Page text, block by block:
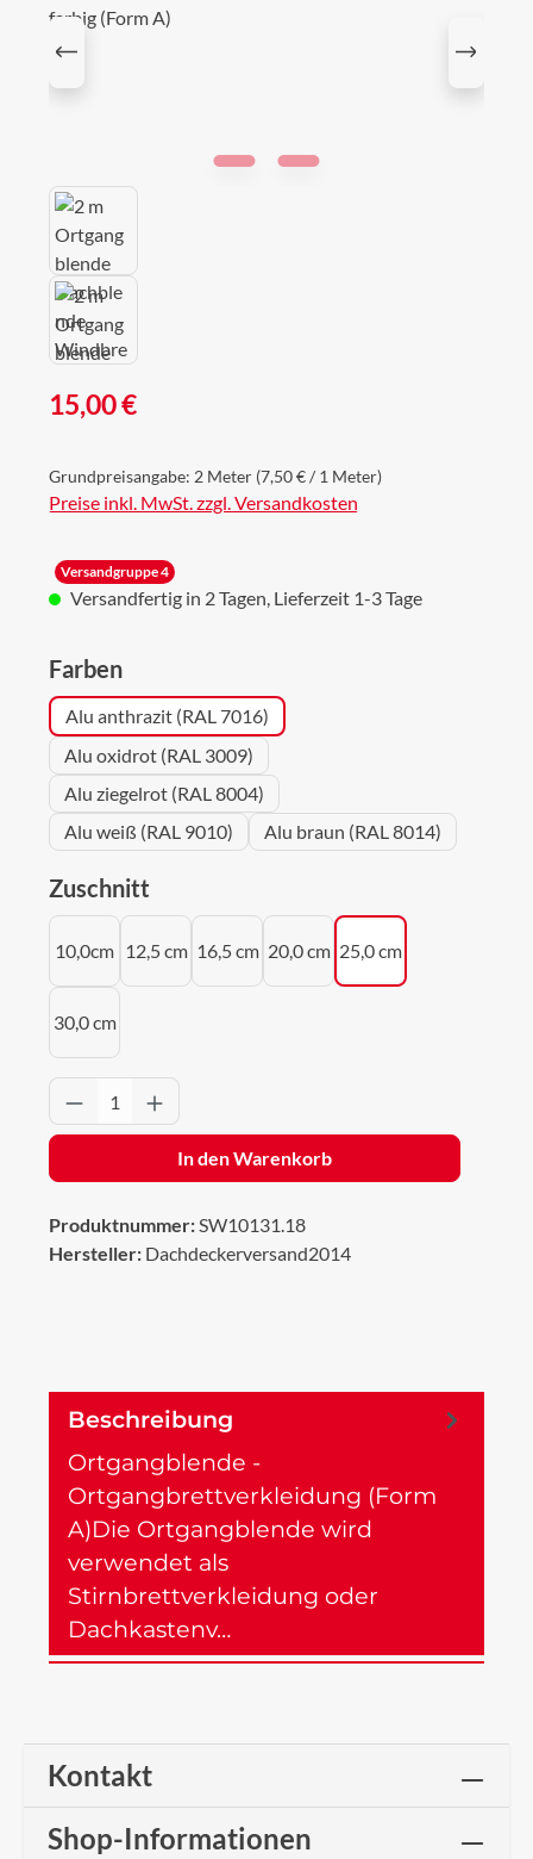
Regulärer Preis:
15,00 €
Grundpreisangabe: 2 Meter (7,50 € / 1 Meter)
Preise inkl. MwSt. zzgl. Versandkosten
Versandgruppe 4
Versandfertig in 2 Tagen, Lieferzeit 1-3 Tage
Farbenauswählen
Alu anthrazit (RAL 7016)
Alu oxidrot (RAL 3009)
Alu ziegelrot (RAL 8004)
Alu weiß (RAL 9010)
Alu braun (RAL 8014)
Zuschnitt
10,0cm 12,5 cm 16,5 cm 20,0 cm 25,0 cm
30,0 cm
Produkt Anzahl: Gib den gewünschten
In den Warenkorb
Produktnummer:SW10131.18
Hersteller: Dachdeckerversand2014
Beschreibung
Ortgangblende -
Ortgangbrettverkleidung (Form
A)Die Ortgangblende wird
verwendet als
Stirnbrettverkleidung oder
Dachkastenv…
Kontakt
Shop-Informationen